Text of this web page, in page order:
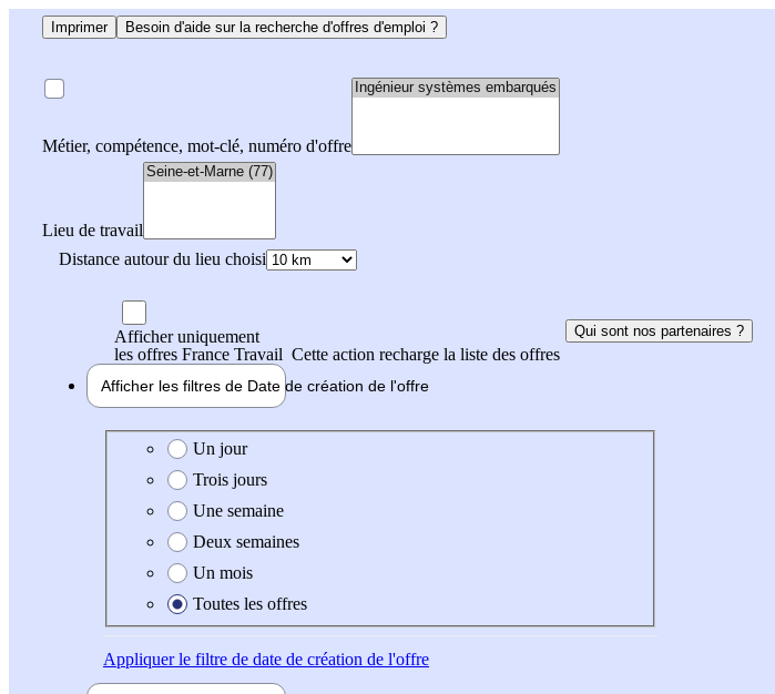
Imprimer Besoin d'aide sur la recherche d'offres d'emploi ?
Métier, compétence, mot-clé, numéro d'offre
Lieu de travail
Distance autour du lieu choisi
Afficher uniquement
les offres France Travail Cette action recharge la liste des offres
Qui sont nos partenaires ?
Afficher les filtres de Date de création de l'offre
Date de création de l'offre
Un jour
Trois jours
Une semaine
Deux semaines
Un mois
Toutes les offres
Appliquerle filtre de date de création de l'offre